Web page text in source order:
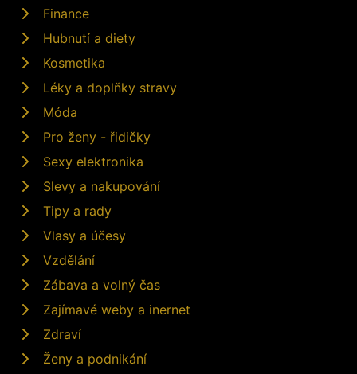
Finance
Hubnutí a diety
Kosmetika
Léky a doplňky stravy
Móda
Pro ženy - řidičky
Sexy elektronika
Slevy a nakupování
Tipy a rady
Vlasy a účesy
Vzdělání
Zábava a volný čas
Zajímavé weby a inernet
Zdraví
Ženy a podnikání